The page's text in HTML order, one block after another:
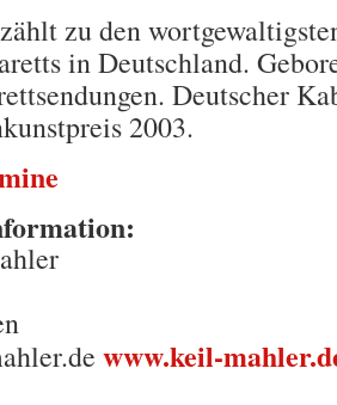
zu den
in Deutschland.
Deutscher
2003.
www.keil-